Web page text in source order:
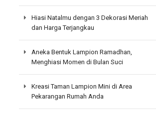
Hiasi Natalmu dengan 3 Dekorasi Meriah
dan Harga Terjangkau
Aneka Bentuk Lampion Ramadhan,
Menghiasi Momen di Bulan Suci
Kreasi Taman Lampion Mini di Area
Pekarangan Rumah Anda